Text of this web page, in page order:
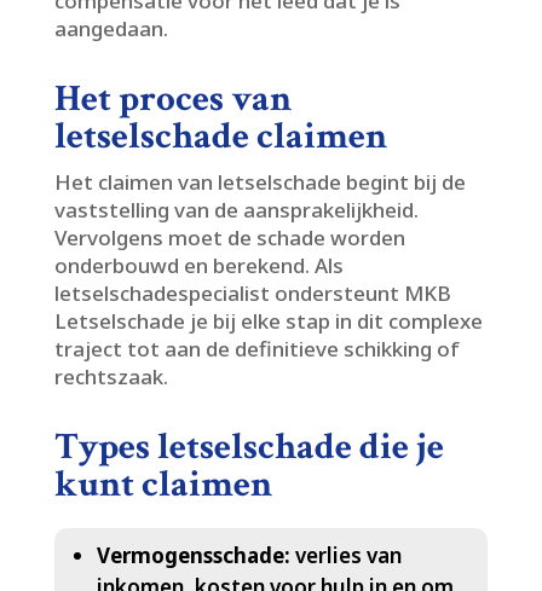
aangedaan.​
Het proces van
letselschade claimen
Het claimen van letselschade begint bij de
vaststelling van de aansprakelijkheid.​
Vervolgens moet de schade worden
onderbouwd en berekend.​ Als
letselschadespecialist ondersteunt MKB
Letselschade je bij elke stap in dit complexe
traject tot aan de definitieve schikking of
rechtszaak.​
Types letselschade die je
kunt claimen
Vermogensschade: verlies van